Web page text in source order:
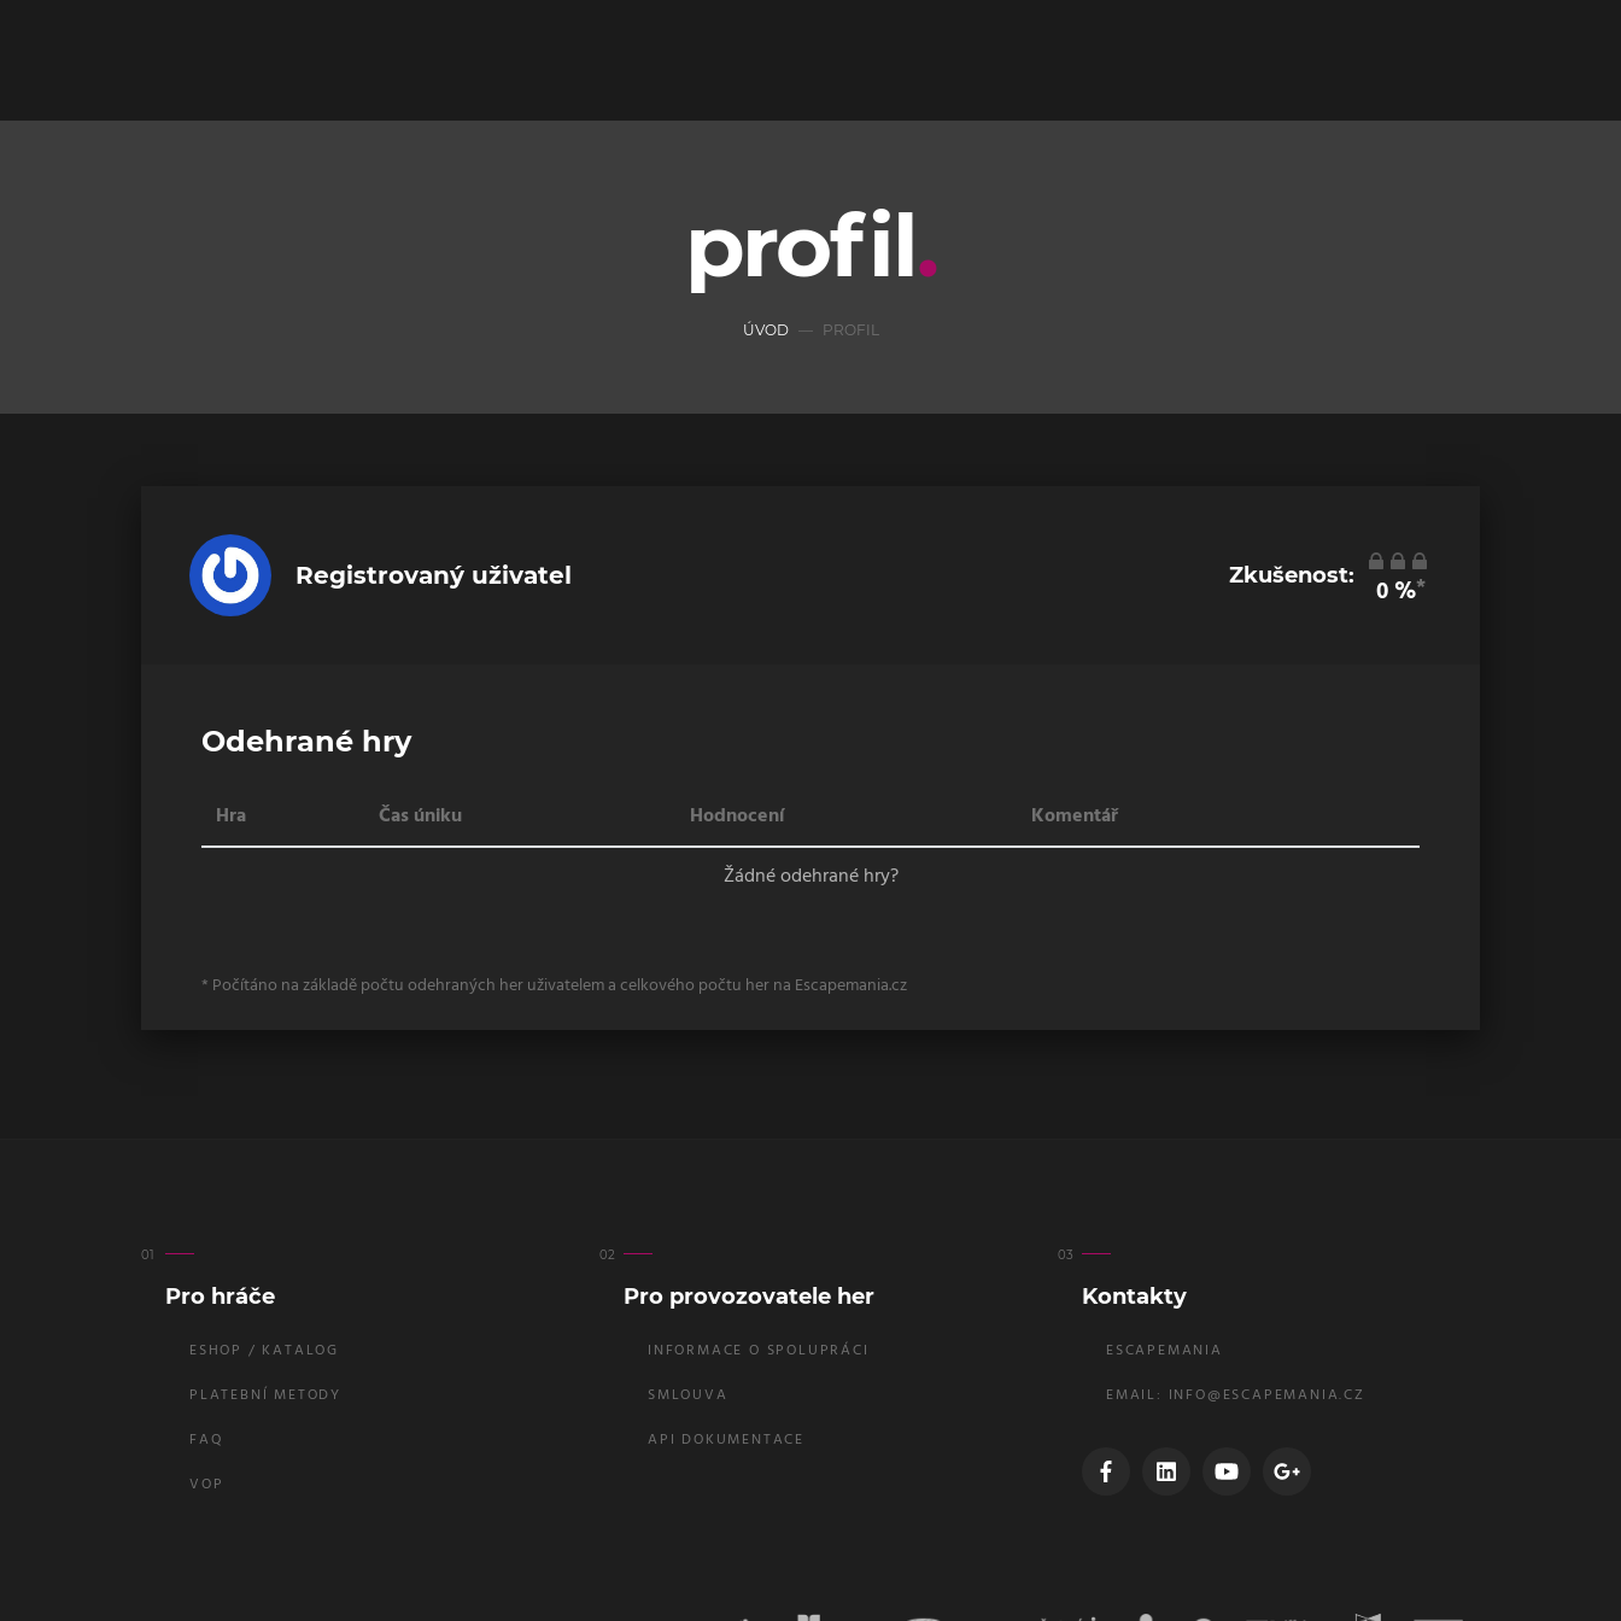
profil
ÚVOD PROFIL
Registrovaný uživatel Zkušenost: 0%*
Odehrané hry
Hra Čas úniku Hodnocení
Komentář
Žádné odehrané hry?
* Počítáno na základě počtu odehraných her uživatelem a celkového počtu her na Escapemania.cz
Pro hráče
ESHOP / KATALOG
PLATEBNÍ METODY
FAQ
VOP
Pro provozovatele her
INFORMACE O SPOLUPRÁCI
SMLOUVA
API DOKUMENTACE
Kontakty
ESCAPEMANIA
EMAIL: INFO@ESCAPEMANIA.CZ